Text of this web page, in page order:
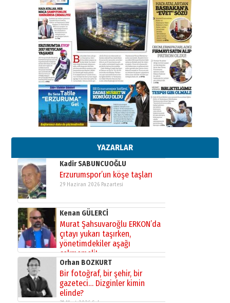
YAZARLAR
28 Temmuz 2026 Salı
Ahmet Gökhan YAZICI
Ahmed Yesevi’den bir Alperen…
”Reisimiz” idi… Hakka yürüdü.!
26 Mart 2026 Perşembe
Cem Bakırcı
Ardında bıraktığı hatıralarıyla
gönül adamı Faruk Terzioğlu!
13 Mayıs 2026 Çarşamba
Esat BİNDESEN
Başkan Sekmen’den Erzurum’a
bir vizyon proje daha!
02 Ağustos 2026 Pazar
Kadir SABUNCUOĞLU
Erzurumspor’un köşe taşları
29 Haziran 2026 Pazartesi
Kenan GÜLERCİ
Murat Şahsuvaroğlu ERKON’da
çıtayı yukarı taşırken,
yönetimdekiler aşağı
çekmemeli!
17 Şubat 2026 SalıOrhan BOZKURT
Bir fotoğraf, bir şehir, bir
gazeteci… Dizginler kimin
elinde?